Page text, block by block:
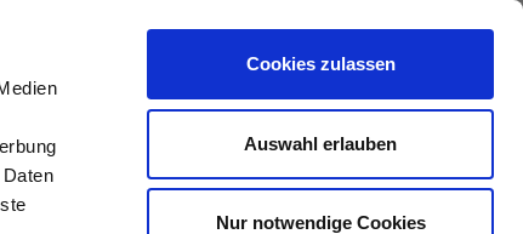
Cookies zulassen
Auswahl erlauben
Nur notwendige Cookies
Anfragen